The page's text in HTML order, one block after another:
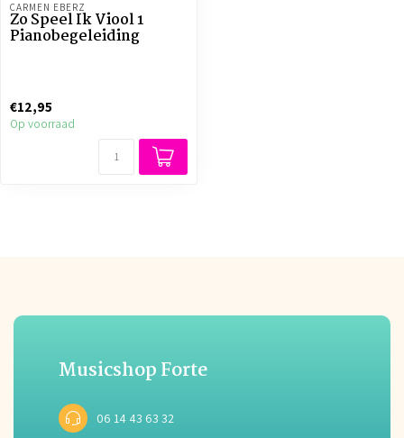
CARMEN EBERZ
Zo Speel Ik Viool 1
Pianobegeleiding
€12,95
Op voorraad
Musicshop Forte
06 14 43 63 32